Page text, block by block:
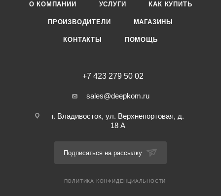
О КОМПАНИИ УСЛУГИ КАК КУПИТЬ
ПРОИЗВОДИТЕЛИ МАГАЗИНЫ
КОНТАКТЫ ПОМОЩЬ
+7 423 279 50 02
sales@deepkom.ru
г. Владивосток, ул. Верхнепортовая, д.
18 А
Подписаться на рассылку
ПОЛИТИКА КОНФИДЕНЦИАЛЬНОСТИ